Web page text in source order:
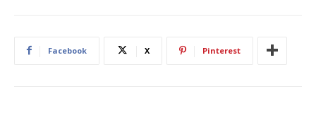
Facebook X Pinterest